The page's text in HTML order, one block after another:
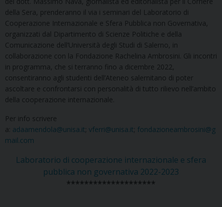
della Sera, prenderanno il via i seminari del Laboratorio di
Cooperazione Internazionale e Sfera Pubblica non Governativa,
organizzati dal Dipartimento di Scienze Politiche e della
Comunicazione dell’Università degli Studi di Salerno, in
collaborazione con la Fondazione Rachelina Ambrosini. Gli incontri
in programma, che si terranno fino a dicembre 2022,
consentiranno agli studenti dell’Ateneo salernitano di poter
ascoltare e confrontarsi con personalità di tutto rilievo nell’ambito
della cooperazione internazionale.
Per info scrivere
a: adaamendola@unisa.it; vferri@unisa.it; fondazioneambrosini@g
mail.com
Laboratorio di cooperazione internazionale e sfera
pubblica non governativa 2022-2023
********************